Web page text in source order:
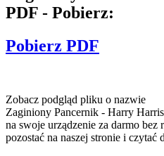
PDF - Pobierz:
Pobierz PDF
Zobacz podgląd pliku o nazwie
Zaginiony Pancernik - Harry
na swoje urządzenie za darmo
pozostać na naszej stronie i